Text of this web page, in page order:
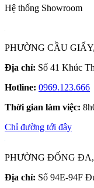
Hệ thống Showroom
PHƯỜNG CẦU
Địa chỉ: Số 41 Khúc
Hotline: 0969.123.666
Thời gian làm việc:
Chỉ đường tới đây
PHƯỜNG ĐỐNG
Địa chỉ: Số 94E-94F